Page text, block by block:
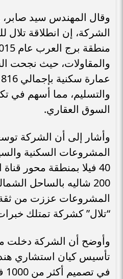
وقال المهندس سيد
الشركة، إن انطلاقة تلال
والتسليم، مما أسهم في
السوق العقاري.
وأشار إلى أن الشركة
المشروعات السكنية
40 فيلا بمنطقة محور
200 شاليه بالساحل
المشروعات عززت من
“تلال” كشركة تمتلك
وأوضح أن الشركة دخلت
تأسيس كيان استشاري